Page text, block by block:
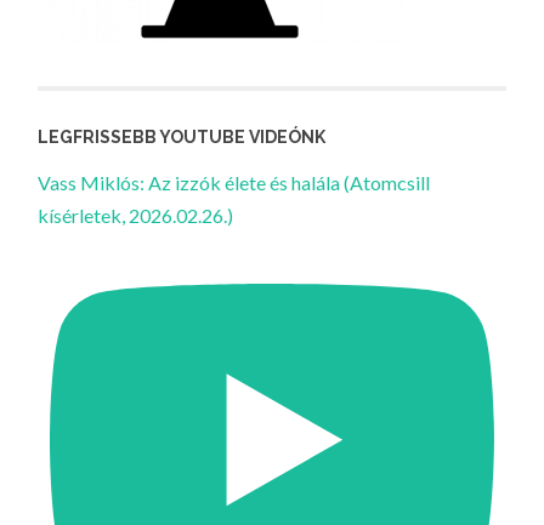
LEGFRISSEBB YOUTUBE VIDEÓNK
Vass Miklós: Az izzók élete és halála (Atomcsill
kísérletek, 2026.02.26.)